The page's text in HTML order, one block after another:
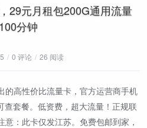
29元月租包200G通用流量
分钟
/ 0 评论 / 26 阅读
的高性价比流量卡，官方运营商手机
查套餐。低资费，超大流量！正规联
：此卡仅发江苏。免费包邮到家，